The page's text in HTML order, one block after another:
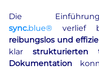
sync.blue®
reibungslos und
klar strukturierten
Dokumentation